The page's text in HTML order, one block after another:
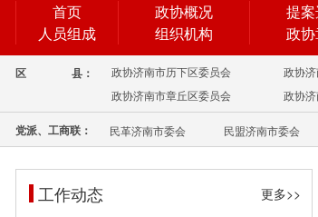
首页
人员组成
政协概况
组织机构
提
政
区 县： 政协济南市历下区委员会 政协
政协济南市章丘区委员会
政协
党派、工商联： 民革济南市委会 民盟济南市委会
工作动态
更多>>